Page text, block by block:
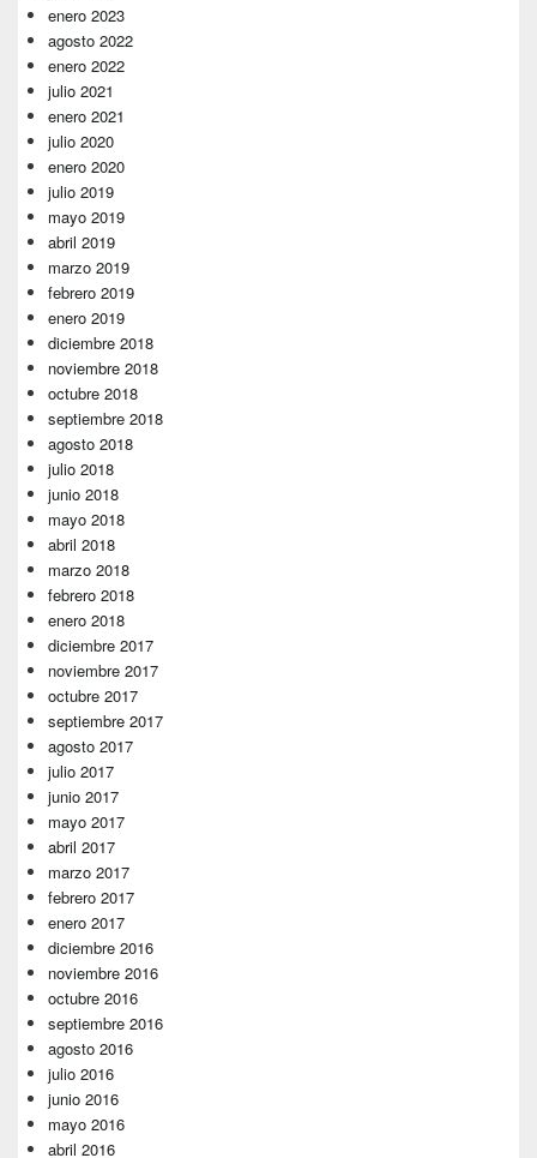
enero 2023
agosto 2022
enero 2022
julio 2021
enero 2021
julio 2020
enero 2020
julio 2019
mayo 2019
abril 2019
marzo 2019
febrero 2019
enero 2019
diciembre 2018
noviembre 2018
octubre 2018
septiembre 2018
agosto 2018
julio 2018
junio 2018
mayo 2018
abril 2018
marzo 2018
febrero 2018
enero 2018
diciembre 2017
noviembre 2017
octubre 2017
septiembre 2017
agosto 2017
julio 2017
junio 2017
mayo 2017
abril 2017
marzo 2017
febrero 2017
enero 2017
diciembre 2016
noviembre 2016
octubre 2016
septiembre 2016
agosto 2016
julio 2016
junio 2016
mayo 2016
abril 2016